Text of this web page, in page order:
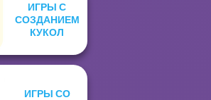
ИГРЫ С
СОЗДАНИЕМ
КУКОЛ
ИГРЫ СО